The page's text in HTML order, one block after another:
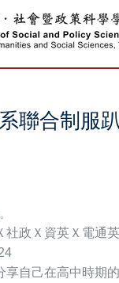
聯合制服趴
社政Ｘ資英Ｘ電通
享自己在高中時期